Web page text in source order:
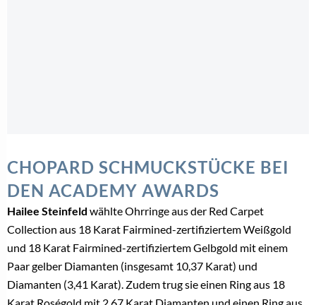
CHOPARD SCHMUCKSTÜCKE BEI
DEN ACADEMY AWARDS
Hailee Steinfeld wählte Ohrringe aus der Red Carpet
Collection aus 18 Karat Fairmined-zertifiziertem Weißgold
und 18 Karat Fairmined-zertifiziertem Gelbgold mit einem
Paar gelber Diamanten (insgesamt 10,37 Karat) und
Diamanten (3,41 Karat). Zudem trug sie einen Ring aus 18